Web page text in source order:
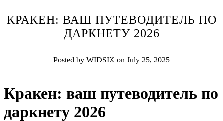
КРАКЕН: ВАШ ПУТЕВОДИТЕЛЬ ПО
ДАРКНЕТУ 2026
Posted by WIDSIX on July 25, 2025
Кракен: ваш путеводитель по
даркнету 2026